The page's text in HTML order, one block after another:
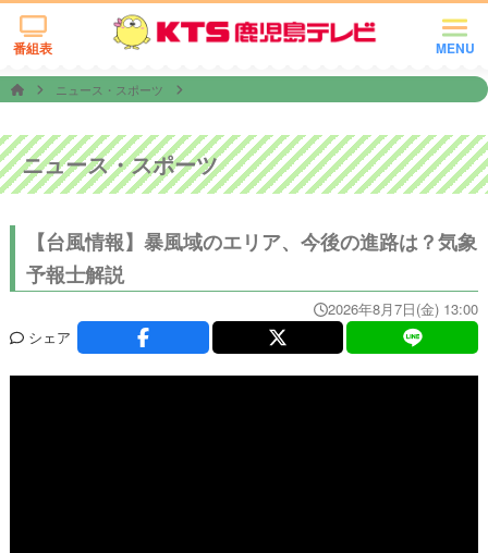
MENU
番組表
ニュース・スポーツ
ニュース・スポーツ
【台風情報】暴風域のエリア、今後の進路は？気象
予報士解説
2026年8月7日(金) 13:00
シェア